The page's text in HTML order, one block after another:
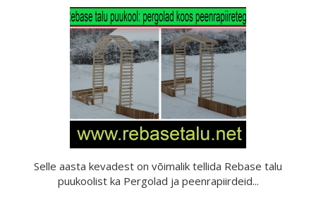
Selle aasta kevadest on võimalik tellida Rebase talu
puukoolist ka Pergolad ja peenrapiirdeid...